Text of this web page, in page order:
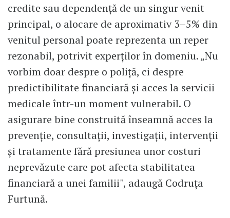
credite sau dependență de un singur venit
principal, o alocare de aproximativ 3–5% din
venitul personal poate reprezenta un reper
rezonabil, potrivit experților în domeniu. „Nu
vorbim doar despre o poliță, ci despre
predictibilitate financiară și acces la servicii
medicale într-un moment vulnerabil. O
asigurare bine construită înseamnă acces la
prevenție, consultații, investigații, intervenții
și tratamente fără presiunea unor costuri
neprevăzute care pot afecta stabilitatea
financiară a unei familii", adaugă Codruța
Furtună.